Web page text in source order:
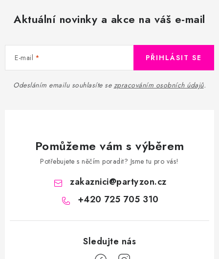
Aktuální novinky a akce na váš e-mail
E-mail
Odesláním emailu souhlasíte se zpracováním osobních údajů.
PŘIHLÁSIT SE
Pomůžeme vám s výběrem
Potřebujete s něčím poradit? Jsme tu pro vás!
zakaznici@partyzon.cz
+420 725 705 310